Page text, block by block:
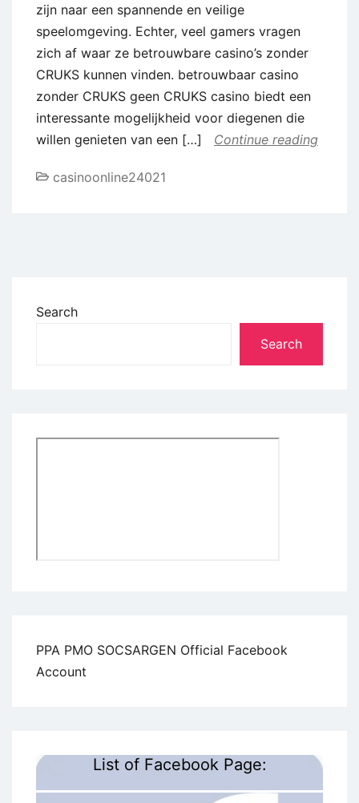
zijn naar een spannende en veilige
speelomgeving. Echter, veel gamers vragen
zich af waar ze betrouwbare casino’s zonder
CRUKS kunnen vinden. betrouwbaar casino
zonder CRUKS geen CRUKS casino biedt een
interessante mogelijkheid voor diegenen die
willen genieten van een […]
Continue reading
casinoonline24021
Search
Search
PPA PMO SOCSARGEN Official Facebook
Account
List of Facebook Page: